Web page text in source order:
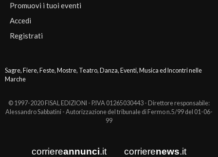
Promuovi i tuoi eventi
Accedi
Registrati
Sagre, Fiere, Feste, Mostre, Teatro, Danza, Eventi, Musica ed Incontri nelle
Marche
© 1997-2020 FISAL EDIZIONI - P.IVA 01265030443 - Direttore responsabile:
Alessandro Sabbatini - Autorizzazione del tribunale di Fermo n.5/99 del 01-06-
99
corriereannunci.it corrierenews.it